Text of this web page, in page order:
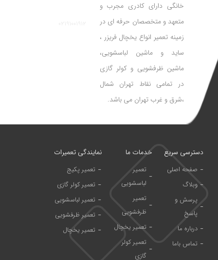
دسترسی سریع
صفحه اصلی
وبلاگ
پرسش و
پاسخ
درباره ما
تماس باما
خدمات ما
تعمیر
لباسشویی
تعمیر
ظرفشویی
تعمیر یخچال
تعمیر کولر
گازی
نمایندگی تعمیرات
تعمیر پکیج
تعمیر کولر گازی
تعمیر لباسشویی
تعمیر ظرفشویی
تعمیر یخچال
خانگی دارای کادری مجرب و
متعهد و متخصصان حرفه ای در
زمینه تعمیر انواع یخچال فریزر ،
ساید و ماشین لباسشویی،
ماشین ظرفشویی و کولر گازی
در تمامی نقاط تهران شمال
،شرق و غرب تهران می باشد.
02191001912